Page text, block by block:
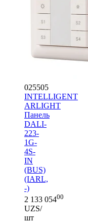
025505
INTELLIGENT
ARLIGHT
Панель
DALI-
223-
1G-
4S-
IN
(BUS)
(IARL,
-)
2 133 05400
UZS/
шт